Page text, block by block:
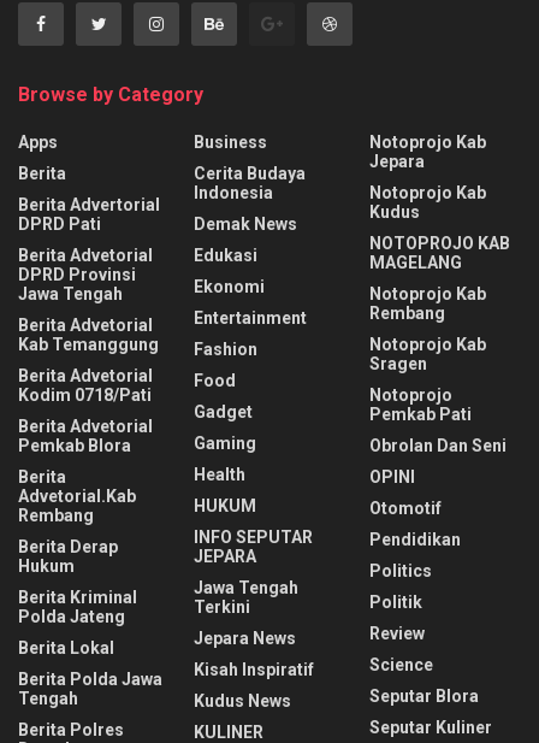
Browse by Category
Apps
Berita
Berita Advertorial
DPRD Pati
Berita Advetorial
DPRD Provinsi
Jawa Tengah
Berita Advetorial
Kab Temanggung
Berita Advetorial
Kodim 0718/Pati
Berita Advetorial
Pemkab Blora
Berita
Advetorial.Kab
Rembang
Berita Derap
Hukum
Berita Kriminal
Polda Jateng
Berita Lokal
Berita Polda Jawa
Tengah
Berita Polres
Business
Cerita Budaya
Indonesia
Demak News
Edukasi
Ekonomi
Entertainment
Fashion
Food
Gadget
Gaming
Health
HUKUM
INFO SEPUTAR
JEPARA
Jawa Tengah
Terkini
Jepara News
Kisah Inspiratif
Kudus News
KULINER
Notoprojo Kab
Jepara
Notoprojo Kab
Kudus
NOTOPROJO KAB
MAGELANG
Notoprojo Kab
Rembang
Notoprojo Kab
Sragen
Notoprojo
Pemkab Pati
Obrolan Dan Seni
OPINI
Otomotif
Pendidikan
Politics
Politik
Review
Science
Seputar Blora
Seputar Kuliner